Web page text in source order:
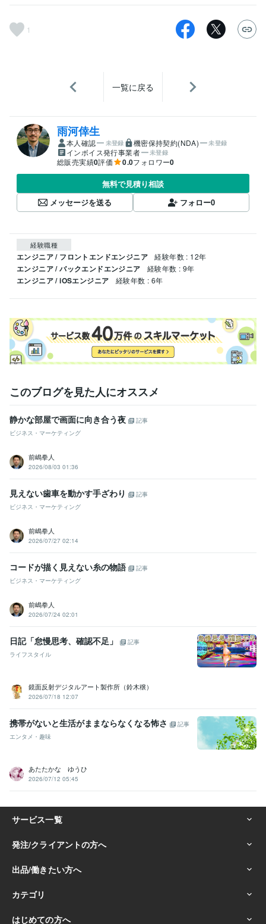
1
一覧に戻る
雨河倖生
本人確認 未登録 機密保持契約(NDA) 未登録
インボイス発行事業者 未登録
総販売実績0評価 0.0フォロワー0
無料で見積り相談
メッセージを送る
フォロー0
経験職種
エンジニア / フロントエンドエンジニア 経験年数 : 12年
エンジニア / バックエンドエンジニア 経験年数 : 9年
エンジニア / iOSエンジニア 経験年数 : 6年
このブログを見た人にオススメ
静かな部屋で画面に向き合う夜
記事
ビジネス・マーケティング
前嶋拳人
2026/08/03 01:36
見えない歯車を動かす手ざわり
記事
ビジネス・マーケティング
前嶋拳人
2026/07/27 02:14
コードが描く見えない糸の物語
記事
ビジネス・マーケティング
前嶋拳人
2026/07/24 02:01
日記「怠慢思考、確認不足」
記事
ライフスタイル
鏡面反射デジタルアート製作所（鈴木穣）
2026/07/18 12:07
携帯がないと生活がままならなくなる怖さ
記事
エンタメ・趣味
あたたかな ゆうひ
2026/07/12 05:45